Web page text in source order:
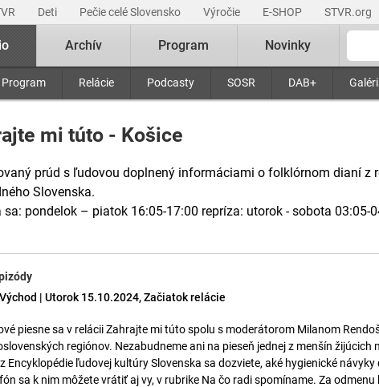
Deti Pečie celé Slovensko Výročie E-SHOP STVR.org
Program Relácie Podcasty SOSR DAB+
Archív Program Novinky
mi túto - Košice
prúd s ľudovou doplnený informáciami o folklórnom dianí z
Slovenska.
sa: pondelok – piatok 16:05-17:00 repríza: utorok - sobota 03:05-
| Utorok 15.10.2024, Začiatok relácie
piesne sa v relácii Zahrajte mi túto spolu s moderátorom Milanom
regiónov. Nezabudneme ani na pieseň jednej z menšín žijúcich
Encyklopédie ľudovej kultúry Slovenska sa dozviete, aké hygienické
sa k nim môžete vrátiť aj vy, v rubrike Na čo radi spomíname. Za